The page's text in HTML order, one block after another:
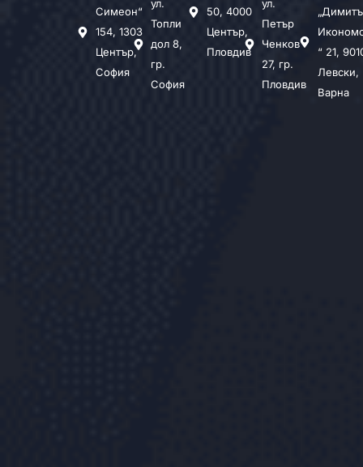
Симеон“
154, 1303
Център,
София
ул.
Топли
дол 8,
гр.
София
50, 4000
Център,
Пловдив
ул.
Петър
Ченков
27, гр.
Пловдив
“ 21,
Левски,
Варна